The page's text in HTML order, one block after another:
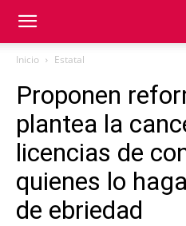
Inicio Estatal
Proponen
plantea la
licencias de
quienes lo
de ebriedad